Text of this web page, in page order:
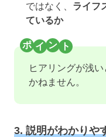
ではなく、 ライフ
ているか
ヒアリングが浅
かねません。
3. 説明がわかりや